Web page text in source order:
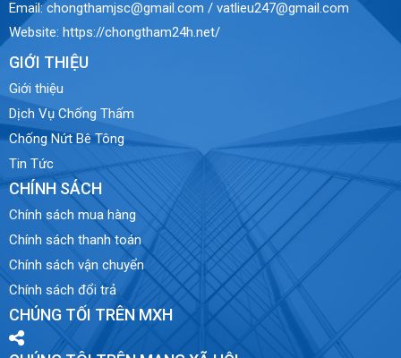
Email:chongthamjsc@gmail.com / vatlieu247@gmail.com
Website: https://chongtham24h.net/
GIỚI THIỆU
Giới thiệu
Dịch Vụ Chống Thấm
Chống Nứt Bê Tông
Tin Tức
CHÍNH SÁCH
Chính sách mua hàng
Chính sách thanh toán
Chính sách vận chuyển
Chính sách đổi trả
CHÚNG TỐI TRÊN MXH